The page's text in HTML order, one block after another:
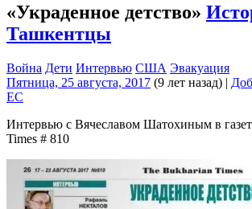
«Украденное детство»
Ташкентцы
Война Дети Интервью США Эвакуация
Пятница, 25 августа, 2017 (9 лет назад) |
EC
Интервью с Вячеславом Шатохиным в
Times # 810